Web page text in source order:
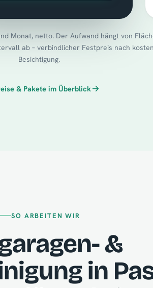
Monat, netto. Der Aufwand hängt von
ab – verbindlicher Festpreis nach
Besichtigung.
& Pakete im Überblick
SO ARBEITEN WIR
&
in